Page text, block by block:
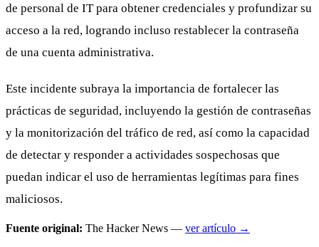
de personal de IT para obtener credenciales y profundizar su
acceso a la red, logrando incluso restablecer la contraseña
de una cuenta administrativa.
Este incidente subraya la importancia de fortalecer las
prácticas de seguridad, incluyendo la gestión de contraseñas
y la monitorización del tráfico de red, así como la capacidad
de detectar y responder a actividades sospechosas que
puedan indicar el uso de herramientas legítimas para fines
maliciosos.
Fuente original: The Hacker News — ver artículo →